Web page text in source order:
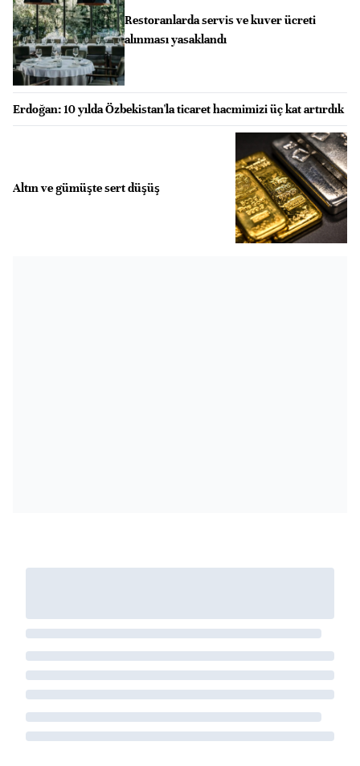
Restoranlarda servis ve kuver ücreti
alınması yasaklandı
Erdoğan: 10 yılda Özbekistan'la ticaret hacmimizi üç kat artırdık
Altın ve gümüşte sert düşüş